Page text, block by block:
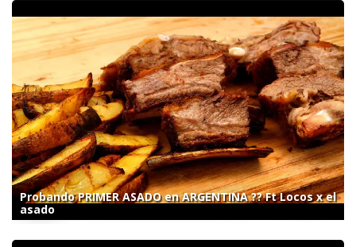
Probando PRIMER ASADO en ARGENTINA ?? Ft Locos x el
asado